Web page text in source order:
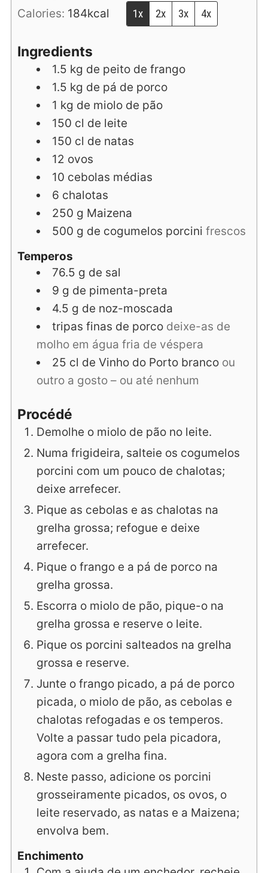
Calories: 184kcal 1x 2x 3x 4x
Ingredients
1.5 kg de peito de frango
1.5 kg de pá de porco
1 kg de miolo de pão
150 cl de leite
150 cl de natas
12 ovos
10 cebolas médias
6 chalotas
250 g Maizena
500 g de cogumelos porcini frescos
Temperos
76.5 g de sal
9 g de pimenta-preta
4.5 g de noz-moscada
tripas finas de porco deixe-as de
molho em água fria de véspera
25 cl de Vinho do Porto branco ou
outro a gosto – ou até nenhum
Procédé
Demolhe o miolo de pão no leite.
Numa frigideira, salteie os cogumelos
porcini com um pouco de chalotas;
deixe arrefecer.
Pique as cebolas e as chalotas na
grelha grossa; refogue e deixe
arrefecer.
Pique o frango e a pá de porco na
grelha grossa.
Escorra o miolo de pão, pique-o na
grelha grossa e reserve o leite.
Pique os porcini salteados na grelha
grossa e reserve.
Junte o frango picado, a pá de porco
picada, o miolo de pão, as cebolas e
chalotas refogadas e os temperos.
Volte a passar tudo pela picadora,
agora com a grelha fina.
Neste passo, adicione os porcini
grosseiramente picados, os ovos, o
leite reservado, as natas e a Maizena;
envolva bem.
Enchimento